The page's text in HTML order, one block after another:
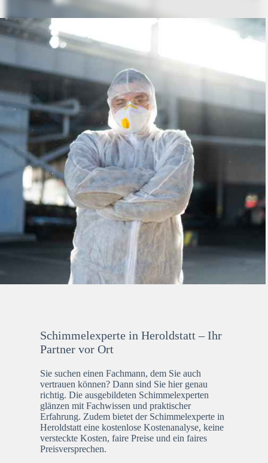
Schimmelexperte in Heroldstatt – Ihr
Partner vor Ort
Sie suchen einen Fachmann, dem Sie auch
vertrauen können? Dann sind Sie hier genau
richtig. Die ausgebildeten Schimmelexperten
glänzen mit Fachwissen und praktischer
Erfahrung. Zudem bietet der Schimmelexperte in
Heroldstatt eine kostenlose Kostenanalyse, keine
versteckte Kosten, faire Preise und ein faires
Preisversprechen.